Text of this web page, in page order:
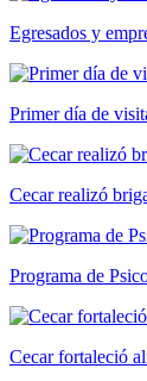
Egresados y
Primer día de
Cecar realizó
Programa de
Cecar fortaleció